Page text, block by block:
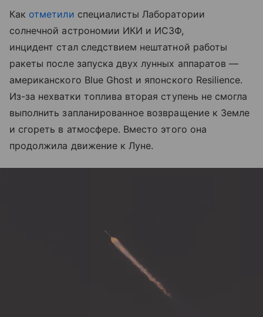
Как отметили специалисты Лаборатории
солнечной астрономии ИКИ и ИСЗФ,
инцидент стал следствием нештатной работы
ракеты после запуска двух лунных аппаратов —
американского Blue Ghost и японского Resilience.
Из-за нехватки топлива вторая ступень не смогла
выполнить запланированное возвращение к Земле
и сгореть в атмосфере. Вместо этого она
продолжила движение к Луне.